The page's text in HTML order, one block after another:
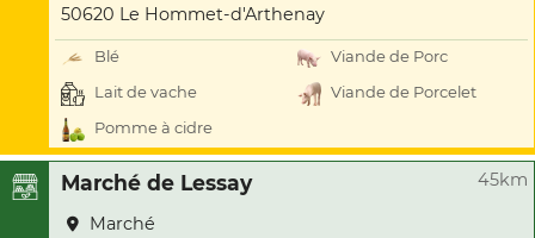
50620 Le Hommet-d'Arthenay
Blé
Viande de Porc
Lait de vache
Viande de Porcelet
Pomme à cidre
Marché de Lessay 45km
Marché